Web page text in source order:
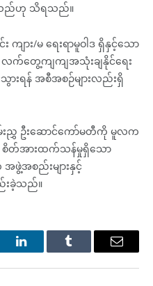
သည်ဟု သိရသည်။
ကျား/မ ရေးရာမူဝါဒ ရှိနှင့်သော
က်တွေ့ကျကျအသုံးချနိုင်ရေး
န် အစီအစဉ်များလည်းရှိ
လမ်းညွှ ဦးဆောင်ကော်မတီကို မူလက
စိတ်အားထက်သန်မှုရှိသော
ဖွဲ့အစည်းများနှင့်
ည်းခဲ့သည်။
LinkedInTumblr Email